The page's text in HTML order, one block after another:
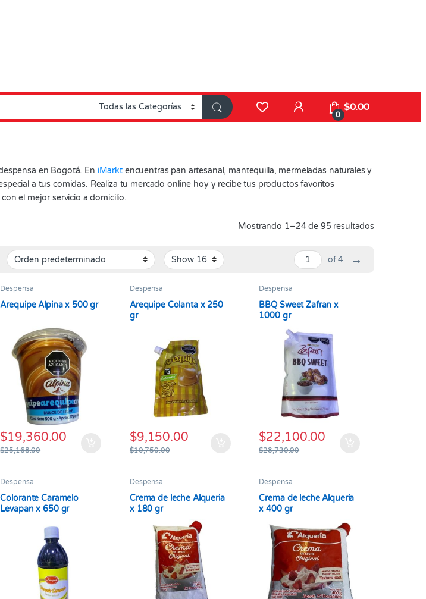
0
$0.00
en Bogotá. En iMarktencuentras pan artesanal, mantequilla, mermeladas naturales y
a tus comidas. Realiza tu mercado online hoy y recibe tus productos favoritos
el mejor servicio a domicilio.
Mostrando 1–24 de 95 resultados
of 4 →
Despensa
Arequipe Alpina x 500 gr
$19,360.00
$25,168.00
Despensa
Arequipe Colanta x 250
gr
$9,150.00
$10,750.00
Despensa
BBQ Sweet Zafran x
1000 gr
$22,100.00
$28,730.00
Despensa
Colorante Caramelo
Levapan x 650 gr
Despensa
Crema de leche Alqueria
x 180 gr
Despensa
Crema de leche Alqueria
x 400 gr